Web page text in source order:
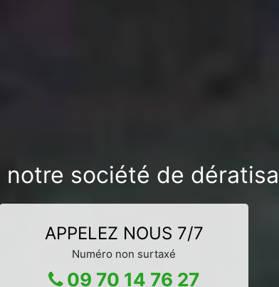
société de
APPELEZ NOUS 7/7
Numéro non surtaxé
09 70 14 76 27